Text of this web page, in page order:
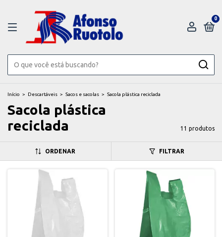
0
Início > Descartáveis > Sacos e sacolas > Sacola plástica reciclada
Sacola plástica
reciclada
11 produtos
ORDENAR FILTRAR